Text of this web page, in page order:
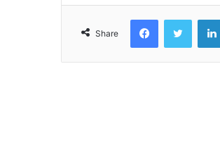
Share
Facebook